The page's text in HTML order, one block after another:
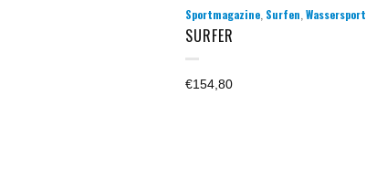
Sportmagazine Surfen ,Wassersport
SURFER
€154,80